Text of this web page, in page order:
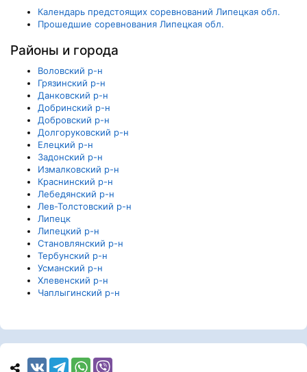
Календарь предстоящих соревнований Липецкая обл.
Прошедшие соревнования Липецкая обл.
Районы и города
Воловский р-н
Грязинский р-н
Данковский р-н
Добринский р-н
Добровский р-н
Долгоруковский р-н
Елецкий р-н
Задонский р-н
Измалковский р-н
Краснинский р-н
Лебедянский р-н
Лев-Толстовский р-н
Липецк
Липецкий р-н
Становлянский р-н
Тербунский р-н
Усманский р-н
Хлевенский р-н
Чаплыгинский р-н